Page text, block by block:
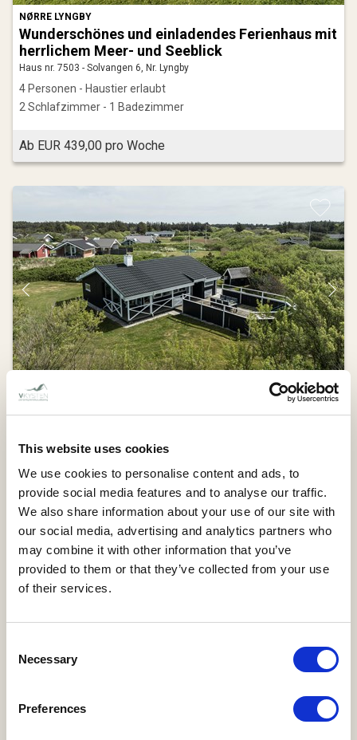
This website uses cookies
We use cookies to personalise content and ads, to
provide social media features and to analyse our traffic.
We also share information about your use of our site with
our social media, advertising and analytics partners who
may combine it with other information that you’ve
provided to them or that they’ve collected from your use
of their services.
Selection
Necessary
Preferences
NØRRE LYNGBY
Wunderschönes und einladendes Ferienhaus mit
herrlichem Meer- und Seeblick
Haus nr. 7503 - Solvangen 6, Nr. Lyngby
4 Personen - Haustier erlaubt
2 Schlafzimmer - 1 Badezimmer
Ab EUR 439,00 pro Woche
Haus nr. 7005 - Østergårdsvej 15, Løkken
6 Personen - Haustier erlaubt
3 Schlafzimmer - 1 Badezimmer
Ab EUR 466,00 pro Woche